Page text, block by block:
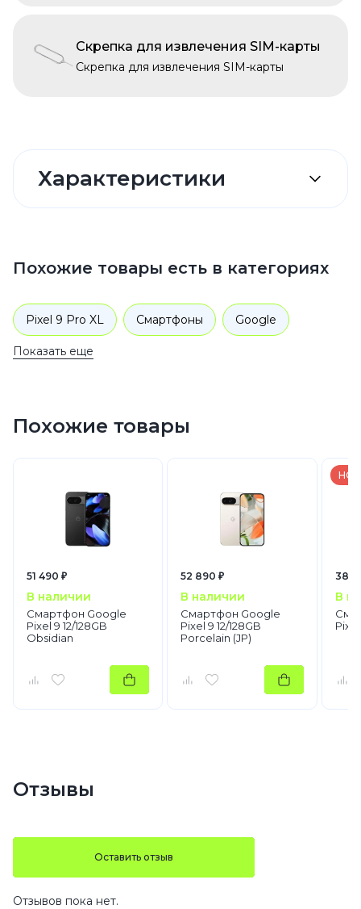
Скрепка для извлечения SIM-карты
Скрепка для извлечения SIM-карты
Характеристики
Похожие товары есть в категориях
Pixel 9 Pro XL Смартфоны Google
Pixel 9
Показать еще
Похожие товары
51 490 ₽
В наличии
Смартфон Google
Pixel 9 12/128GB
Obsidian
52 890 ₽
В наличии
Смартфон Google
Pixel 9 12/128GB
Porcelain (JP)
38
В
Отзывы
Оставить отзыв
Отзывов пока нет.